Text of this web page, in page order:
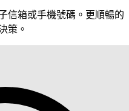
信箱或手機號碼。更順暢的
策。